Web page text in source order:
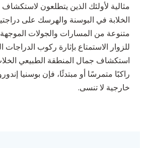
مثالية لأولئك الذين يتطلعون لاستكشاف
الخلابة في البوسنة والهرسك على
متنوعة من المسارات والجولات
للزوار الاستمتاع بإثارة ركوب الدراجات
استكشاف جمال المنطقة الطبيعي
راكبًا متمرسًا أو مبتدئًا، فإن بوسنیا
خارجية لا تنسى.